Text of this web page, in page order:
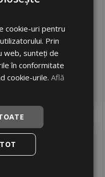
24%
In stoc - 8 buc
livrare 24/48 ore
Stoc magazin
tx1
cookie-uri pentru
Prin
web, sunteți de
în conformitate
cookie-urile.Află